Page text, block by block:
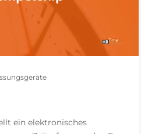
ein elektronisches